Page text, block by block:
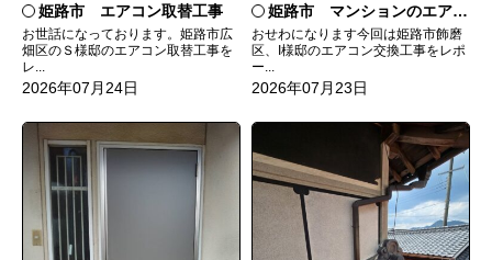
姫路市 エアコン取替工事
お世話になっております。姫路市広
畑区のＳ様邸のエアコン取替工事を
レ...
2026年07月24日
姫路市 マンションのエアコンをダイキンRXへ交換
おせわになります今回は姫路市飾磨
区、I様邸のエアコン交換工事をレポ
ー...
2026年07月23日